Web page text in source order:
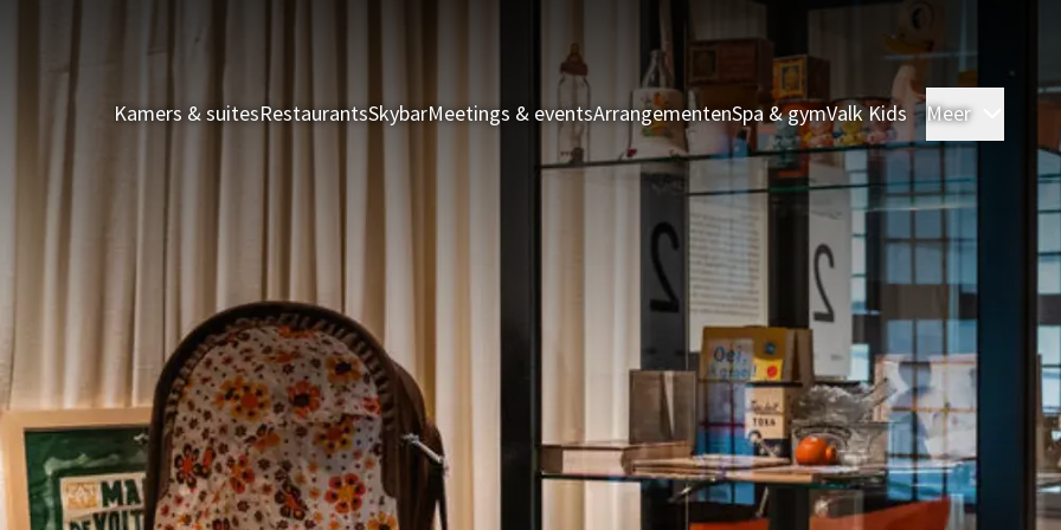
Kamers & suitesRestaurantsSkybarMeetings & eventsArrangementenSpa & gymValk Kids Meer